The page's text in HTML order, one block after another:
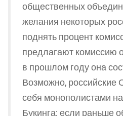
общественных
желания некоторых
поднять процент
предлагают комиссию
в прошлом году она
Возможно, российские
себя монополистами
Букинга: если раньше